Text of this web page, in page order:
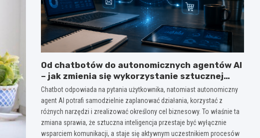
Od chatbotów do autonomicznych agentów AI
– jak zmienia się wykorzystanie sztucznej
inteligencji w biznesie?
Chatbot odpowiada na pytania użytkownika, natomiast autonomiczny
agent AI potrafi samodzielnie zaplanować działania, korzystać z
różnych narzędzi i zrealizować określony cel biznesowy. To właśnie ta
zmiana sprawia, że sztuczna inteligencja przestaje być wyłącznie
wsparciem komunikacji, a staje się aktywnym uczestnikiem procesów